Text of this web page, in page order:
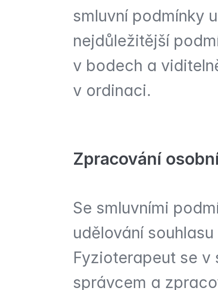
smluvní podmínky
nejdůležitější
v bodech a
v ordinaci.
Zpracování
Se smluvními
udělování
Fyzioterapeut se v
správcem a